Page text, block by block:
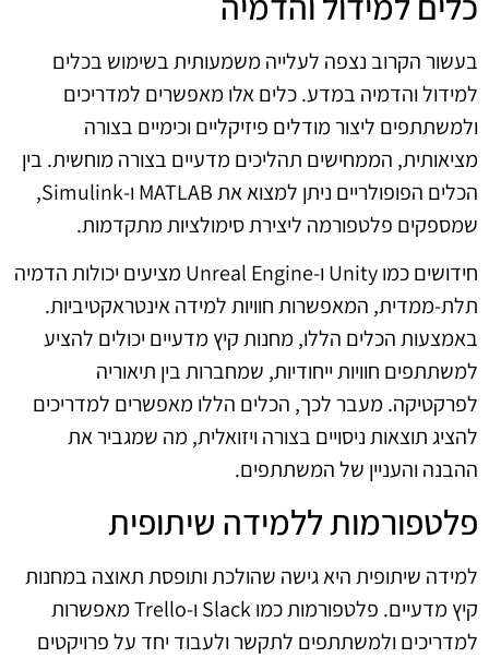
בעשור הקרוב נצפה לעלייה משמעותית בשימוש בכלים
למידול והדמיה במדע. כלים אלו מאפשרים למדריכים
ולמשתתפים ליצור מודלים פיזיקליים וכימיים בצורה
מציאותית, הממחישים תהליכים מדעיים בצורה מוחשית. בין
הכלים הפופולריים ניתן למצוא את MATLAB ו-Simulink,
שמספקים פלטפורמה ליצירת סימולציות מתקדמות.
חידושים כמו Unity ו-Unreal Engine מציעים יכולות הדמיה
תלת-ממדית, המאפשרות חוויות למידה אינטראקטיביות.
באמצעות הכלים הללו, מחנות קיץ מדעיים יכולים להציע
למשתתפים חוויות ייחודיות, שמחברות בין תיאוריה
לפרקטיקה. מעבר לכך, הכלים הללו מאפשרים למדריכים
להציג תוצאות ניסויים בצורה ויזואלית, מה שמגביר את
ההבנה והעניין של המשתתפים.
פלטפורמות ללמידה שיתופית
למידה שיתופית היא גישה שהולכת ותופסת תאוצה במחנות
קיץ מדעיים. פלטפורמות כמו Slack ו-Trello מאפשרות
למדריכים ולמשתתפים לתקשר ולעבוד יחד על פרויקטים